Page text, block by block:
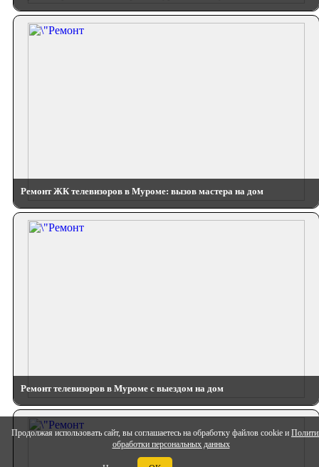
Продолжая использовать сайт, вы соглашаетесь на обработку файлов cookie и
обработки персональных данных
Ремонт ЖК телевизоров в Муроме: вызов мастера на дом
Ремонт телевизоров в Муроме с выездом на дом